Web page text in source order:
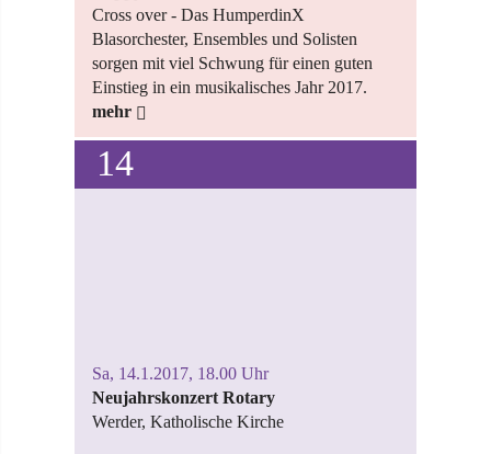
Cross over - Das HumperdinX
Blasorchester, Ensembles und Solisten
sorgen mit viel Schwung für einen guten
Einstieg in ein musikalisches Jahr 2017.
mehr
14
Sa, 14.1.2017, 18.00 Uhr
Neujahrskonzert Rotary
Werder, Katholische Kirche